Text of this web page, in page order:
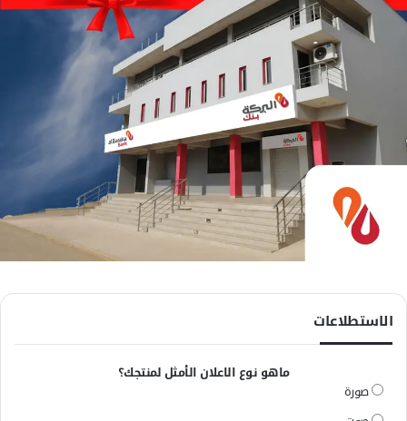
الاستطلاعات
ماهو نوع الاعلان الأمثل لمنتجك؟
صورة